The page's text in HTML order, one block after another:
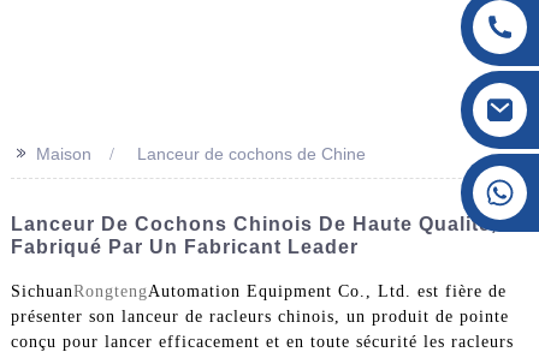
+86 177 8117 4421
+86 138 8076 0589
>> Maison Lanceur de cochons de Chine
Lanceur De Cochons Chinois De Haute Qualité,
Fabriqué Par Un Fabricant Leader
SichuanRongtengAutomation Equipment Co., Ltd. est fière de
présenter son lanceur de racleurs chinois, un produit de pointe
conçu pour lancer efficacement et en toute sécurité les racleurs